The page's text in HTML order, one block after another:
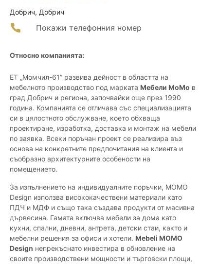
Добрич, Добрич
Покажи телефонния номер
Относно компанията:
ЕТ „Момчил-61” развива дейност в областта на
мебелното производство под марката Мебели МоМо в
град Добрич и региона, започвайки още през 1990
година. Компанията се отличава със специализацията
си в цялостното обслужване, което обхваща
проектиране, изработка, доставка и монтаж на мебели
по заявка. Всеки поръчан проект се реализира въз
основа на конкретните предпочитания на клиента и
съобразно архитектурните особености на
помещението.
За изпълнението на индивидуалните поръчки, MOMO
Design използва висококачествени материали като
ПДЧ и МДФ и също така създава продукти от масивна
дървесина. Гамата включва мебели за дома като
кухни, спални, дневни, антрета, детски стаи, както и
мебелни решения за офиси и хотели. Mebeli MOMO
Design непрекъснато инвестира в обновление на
своите производствени мощности и търговски площи,